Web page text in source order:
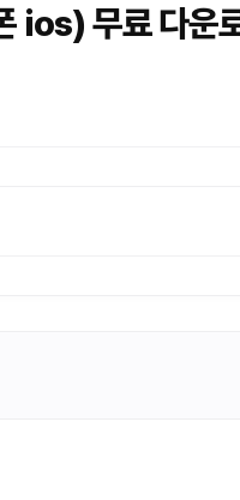
ios) 무료 다운